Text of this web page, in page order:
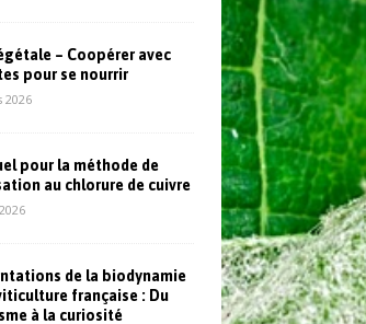
– Coopérer avec
pour se nourrir
2026
pour la méthode de
au chlorure de cuivre
de la biodynamie
française : Du
à la curiosité